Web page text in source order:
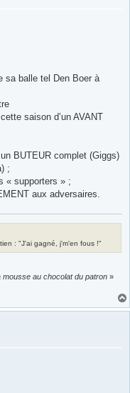
sa balle tel Den Boer à
saison d’un AVANT
BUTEUR complet (Giggs)
;
« supporters » ;
aux adversaires.
: "J'ai gagné, j'm'en fous !"
au chocolat du patron »